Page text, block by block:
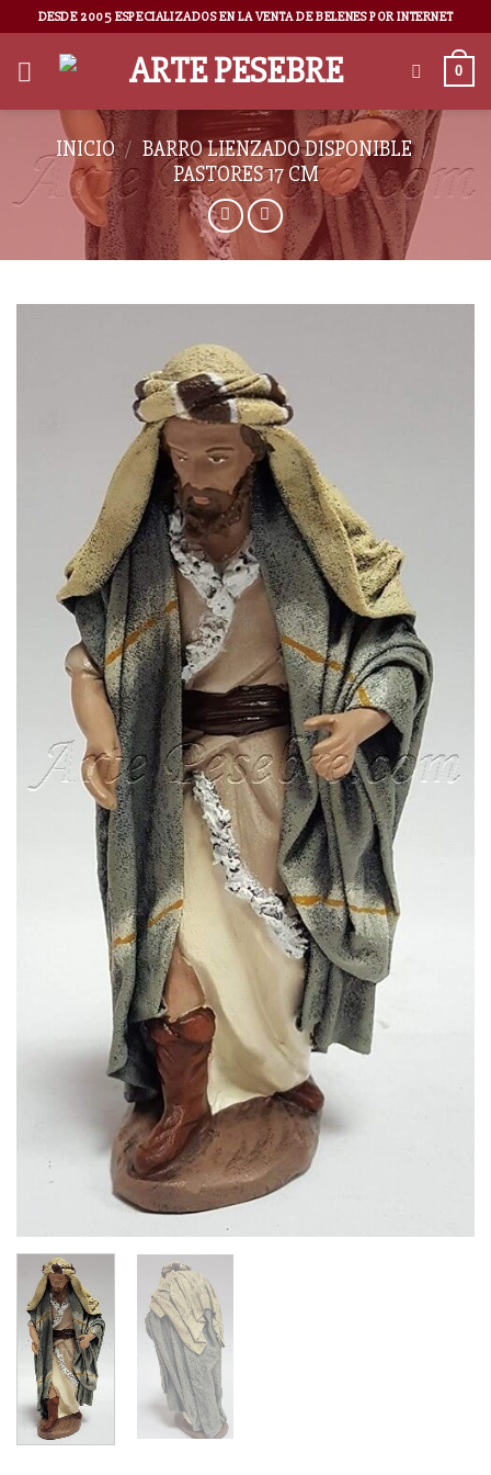
DESDE 2005 ESPECIALIZADOS EN LA VENTA DE BELENES POR INTERNET
0
INICIO / BARRO LIENZADO DISPONIBLE /
PASTORES 17 CM